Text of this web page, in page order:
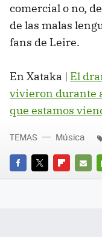
comercial o no,
de las malas
fans de Leire.
En Xataka | El
vivieron durante
que estamos
FACEBOOK
TWITTERFLIPBOARD
E-
TEMAS Música